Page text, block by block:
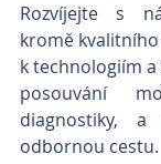
Rozvíjejte s
kromě
k technologiím
posouvání
diagnostiky,
odbornou cestu.